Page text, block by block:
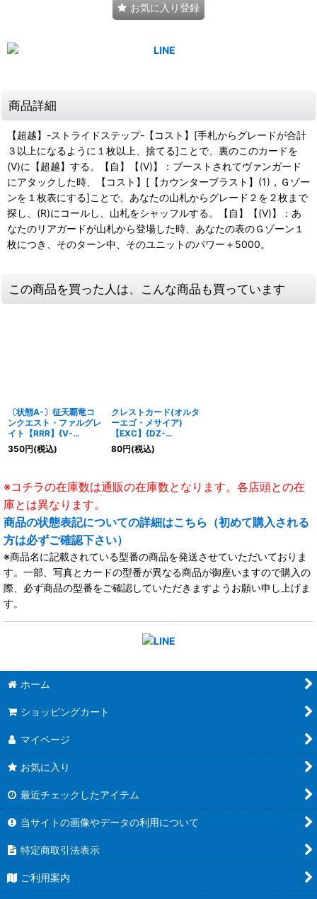
お気に入り登録
商品詳細
【超越】-ストライドステップ-【コスト】[手札からグレードが合計
３以上になるように１枚以上、捨てる]ことで、裏のこのカードを
(V)に【超越】する。【自】【(V)】：ブーストされてヴァンガード
にアタックした時、【コスト】[【カウンターブラスト】(1)，Ｇゾー
ンを１枚表にする]ことで、あなたの山札からグレード２を２枚まで
探し、(R)にコールし、山札をシャッフルする。【自】【(V)】：あ
なたのリアガードが山札から登場した時、あなたの表のＧゾーン１
枚につき、そのターン中、そのユニットのパワー＋5000。
この商品を買った人は、こんな商品も買っています
〔状態A-〕征天覇竜コ
ンクエスト・ファルグレ
イト【RRR】{V-
SS01/017}《なるかみ》
350円(税込)
クレストカード(オルタ
ーエゴ・メサイア)
【EXC】{DZ-
BT06/EX28}《ブラント
ゲート》
80円(税込)
※コチラの在庫数は通販の在庫数となります。各店頭との在
庫とは異なります。
商品の状態表記についての詳細はこちら（初めて購入される
方は必ずご確認下さい）
※商品名に記載されている型番の商品を発送させていただいておりま
す。一部、写真とカードの型番が異なる商品が御座いますので購入の
際、必ず商品の型番をご確認していただきますようお願い申し上げま
す。
ホーム
ショッピングカート
マイページ
お気に入り
最近チェックしたアイテム
当サイトの画像やデータの利用について
特定商取引法表示
ご利用案内